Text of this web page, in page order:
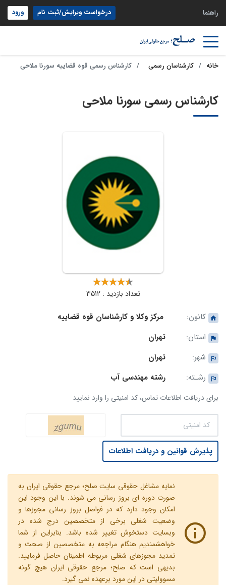
راهنما درخواست ویرایش/ثبت نام ورود
خانه کارشناسان رسمی کارشناس رسمی قوه قضاییه سورنا ملاحی
کارشناس رسمی سورنا ملاحی
تعداد بازدید : 3512
کانون:
مرکز وکلا و کارشناسان قوه قضاییه
استان:
تهران
شهر:
تهران
رشـته:
رشته مهندسی آب
برای دریافت اطلاعات تماس، کد امنیتی را وارد نمایید
پذیرش قوانین و دریافت اطلاعات
نمایه مشاغل حقوقی سایت صلح؛ مرجع حقوقی ایران به
صورت دوره ای بروز رسانی می شوند. با این وجود این
امکان وجود دارد که در فواصل بروز رسانی مجوزها و
وضعیت شغلی برخی از متخصصین درج شده در
وبسایت دستخوش تغییر شده باشد. بنابراین از شما
خواهشمندیم هنگام مراجعه به متخصصین از صحت و
تمدید مجوزهای شغلی مربوطه اطمینان حاصل فرمایید.
بدیهی است که صلح؛ مرجع حقوقی ایران هیچ گونه
مسوولیتی در این مورد برعهده نمی گیرد.